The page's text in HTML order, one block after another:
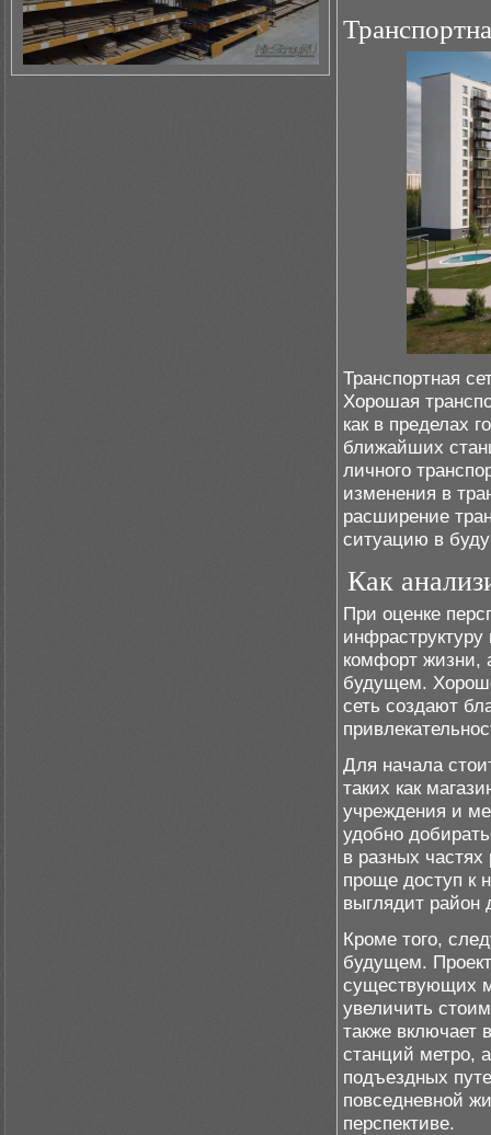
Транспортная
Хорошая
как в пределах
ближайших
личного
изменения в
расширение
ситуацию в
Как
При оценке
комфорт жизни,
будущем.
сеть создают
Для начала
таких как
учреждения и
удобно
в разных
проще доступ к
выглядит район
Кроме того,
будущем.
существующих
увеличить
также включает
станций метро,
подъездных
повседневной
перспективе.